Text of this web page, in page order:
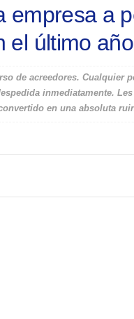
empresa a
el último año
de acreedores. Cualquier
inmediatamente.
en una absoluta